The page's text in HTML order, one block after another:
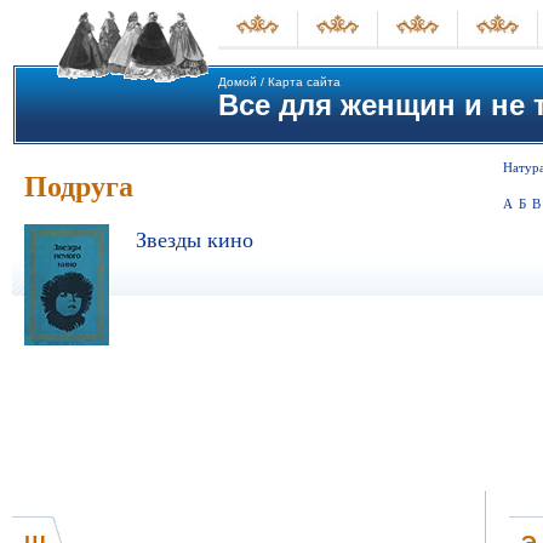
Домой / Карта сайта
Все для женщин и не
Подруга
Звезды кино
А Б В